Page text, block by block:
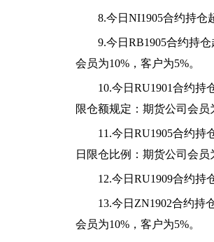
8.今日NI1905合约持仓
9.今日RB1905合约持
会员为10%，客户为5%。
10.今日 RU1901合约持
限仓额规定：期货公司会员
1 1 .今日RU1905合约持
日限仓比例：期货公司会员
1 2.今日RU1909合约持
13.今日 ZN1902合约持
会员为10%，客户为5%。